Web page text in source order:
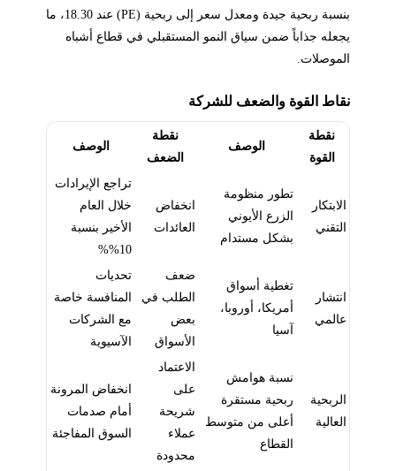
بنسبة ربحية جيدة ومعدل سعر إلى ربحية (PE) عند 18.30، ما
يجعله جذاباً ضمن سياق النمو المستقبلي في قطاع أشباه
الموصلات.
نقاط القوة والضعف للشركة
نقطة
القوة
الوصف
نقطة
الضعف
الوصف
الابتكار
التقني
تطور منظومة
الزرع الأيوني
بشكل مستدام
انخفاض
العائدات
تراجع الإيرادات
خلال العام
الأخير بنسبة
10%%
انتشار
عالمي
تغطية أسواق
أمريكا، أوروبا،
آسيا
ضعف
الطلب في
بعض
الأسواق
تحديات
المنافسة خاصة
مع الشركات
الآسيوية
الربحية
العالية
نسبة هوامش
ربحية مستقرة
أعلى من متوسط
القطاع
الاعتماد
على
شريحة
عملاء
محدودة
انخفاض المرونة
أمام صدمات
السوق المفاجئة